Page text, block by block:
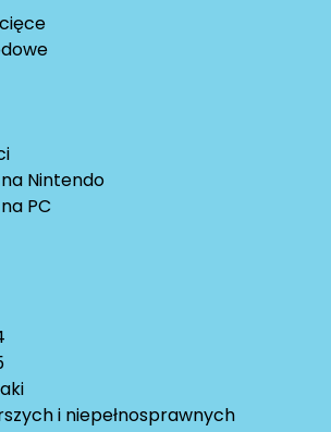
Nintendo
PC
i niepełnosprawnych